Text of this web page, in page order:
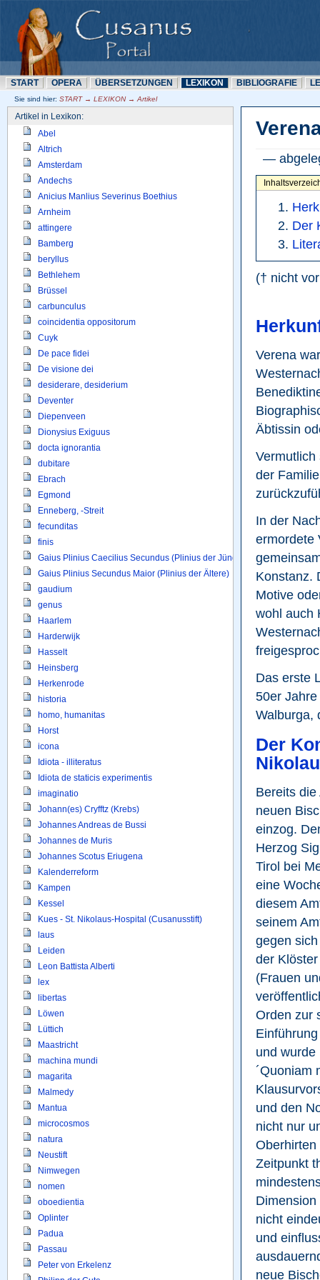
START OPERA ÜBERSETZUNN LEXIKON BIBLIOGRAFIE
Sie sind hier: START → LEXIKON → Artikel
Artikel in Lexikon:
Abel
Altrich
Amsterdam
Andechs
Anicius Manlius Severinus Boethius
Arnheim
attingere
Bamberg
beryllus
Bethlehem
Brüssel
carbunculus
coincidentia oppositorum
Cuyk
De pace fidei
De visione dei
desiderare, desiderium
Deventer
Diepenveen
Dionysius Exiguus
docta ignorantia
dubitare
Ebrach
Egmond
Enneberg, -Streit
fecunditas
finis
Gaius Plinius Caecilius Secundus (Plinius der Jüngere)
Gaius Plinius Secundus Maior (Plinius der Ältere)
gaudium
genus
Haarlem
Harderwijk
Hasselt
Heinsberg
Herkenrode
historia
homo, humanitas
Horst
icona
Idiota - illiteratus
Idiota de staticis experimentis
imaginatio
Johann(es) Cryfftz (Krebs)
Johannes Andreas de Bussi
Johannes de Muris
Johannes Scotus Eriugena
Kalenderreform
Kampen
Kessel
Kues - St. Nikolaus-Hospital (Cusanusstift)
laus
Leiden
Leon Battista Alberti
lex
libertas
Löwen
Lüttich
Maastricht
machina mundi
magarita
Malmedy
Mantua
microcosmos
natura
Neustift
Nimwegen
nomen
oboedientia
Oplinter
Padua
Passau
Peter von Erkelenz
—
Der
(† nicht
Verena
Äbtissin
der
In der
ermordete
Konstanz.
Motive
wohl auch
Das erste
50er
Walburga,
Der
Bereits
neuen
einzog.
Herzog
Tirol bei
eine
diesem
seinem
gegen
der
(Frauen
Orden zur
und
´Quoniam
und den
nicht nur
Zeitpunkt
nicht
und
neue